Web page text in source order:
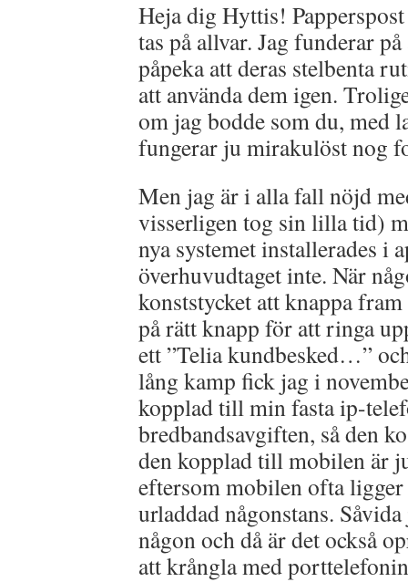
Heja dig Hyttis!
tas på allvar. Jag funderar
påpeka att deras stelbenta
att använda dem igen.
om jag bodde som du, med
fungerar ju mirakulöst nog
Men jag är i alla fall nöjd
visserligen tog sin lilla tid)
nya systemet installerades i
överhuvudtaget inte. När
konststycket att knappa
på rätt knapp för att ringa
ett ”Telia kundbesked…”
lång kamp fick jag i
kopplad till min fasta ip-
bredbandsavgiften, så den
den kopplad till mobilen är
eftersom mobilen ofta
urladdad någonstans.
någon och då är det också
att krångla med